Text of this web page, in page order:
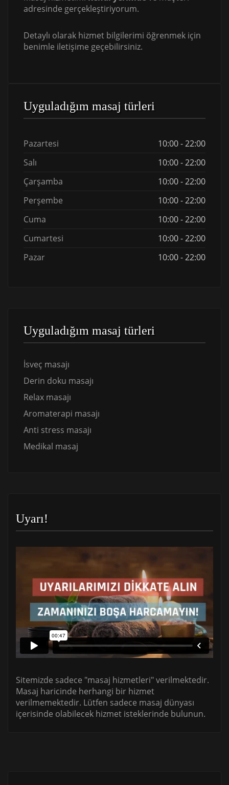
adresinde gerçekleştiriyorum.
Detaylı olarak hizmet bilgilerimi öğrenmek için
benimle iletişime geçebilirsiniz.
Uyguladığım masaj türleri
Pazartesi
10:00 - 22:00
Salı
10:00 - 22:00
Çarşamba
10:00 - 22:00
Perşembe
10:00 - 22:00
Cuma
10:00 - 22:00
Cumartesi
10:00 - 22:00
Pazar
10:00 - 22:00
Uyguladığım masaj türleri
İsveç masajı
Derin doku masajı
Relax masajı
Aromaterapi masajı
Anti stress masajı
Medikal masaj
Uyarı!
Sitemizde sadece "masaj hizmetleri" verilmektedir.
Masaj haricinde herhangi bir hizmet
verilmemektedir. Lütfen sadece masaj dünyası
içerisinde olabilecek hizmet isteklerinde bulunun.